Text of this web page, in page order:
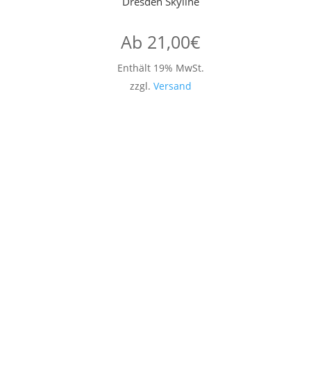
Ab 21,00€
Enthält 19% MwSt.
zzgl. Versand